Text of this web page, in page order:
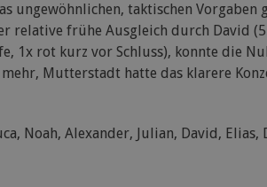
ungewöhnlichen, taktischen
relative frühe Ausgleich durch David
1x rot kurz vor Schluss), konnte die
Mutterstadt hatte das klarere
Noah, Alexander, Julian, David, Elias,